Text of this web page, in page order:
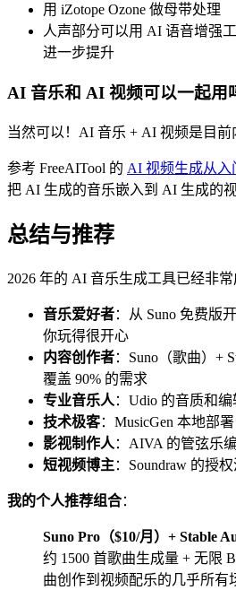
用 iZotope Ozone 做母带处理
人声部分可以用 AI 语音增强工
进一步提升
AI 音乐和 AI 视频可以一起用
当然可以！AI 音乐 + AI 视频是目前
参考 FreeAITool 的 AI 视频生成从入
把 AI 生成的音乐嵌入到 AI 生成的视
总结与推荐
2026 年的 AI 音乐生成工具已经非常
音乐爱好者：从 Suno 免费版
你玩得很开心
内容创作者：Suno（歌曲）+
覆盖 90% 的需求
专业音乐人 ：Udio 的音质和
技术极客：MusicGen 本地部
影视制作人 ：AIVA 的管弦乐
短视频博主 ：Soundraw 的授
我的个人推荐组合：
Suno Pro（$10/月）+ Stable
约 1500 首歌曲生成量 + 无限
曲创作到视频配乐的几乎所有